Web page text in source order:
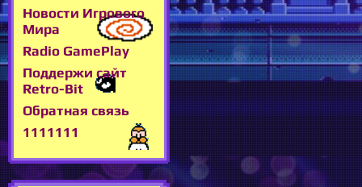
Новости Игрового
Мира
Radio GamePlay
Поддержи сайт
Retro-Bit
Обратная связь
1111111